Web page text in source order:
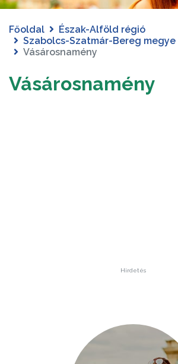
Főoldal
Észak-Alföld régió
Szabolcs-Szatmár-Bereg megye
Vásárosnamény
Vásárosnamény
Hirdetés